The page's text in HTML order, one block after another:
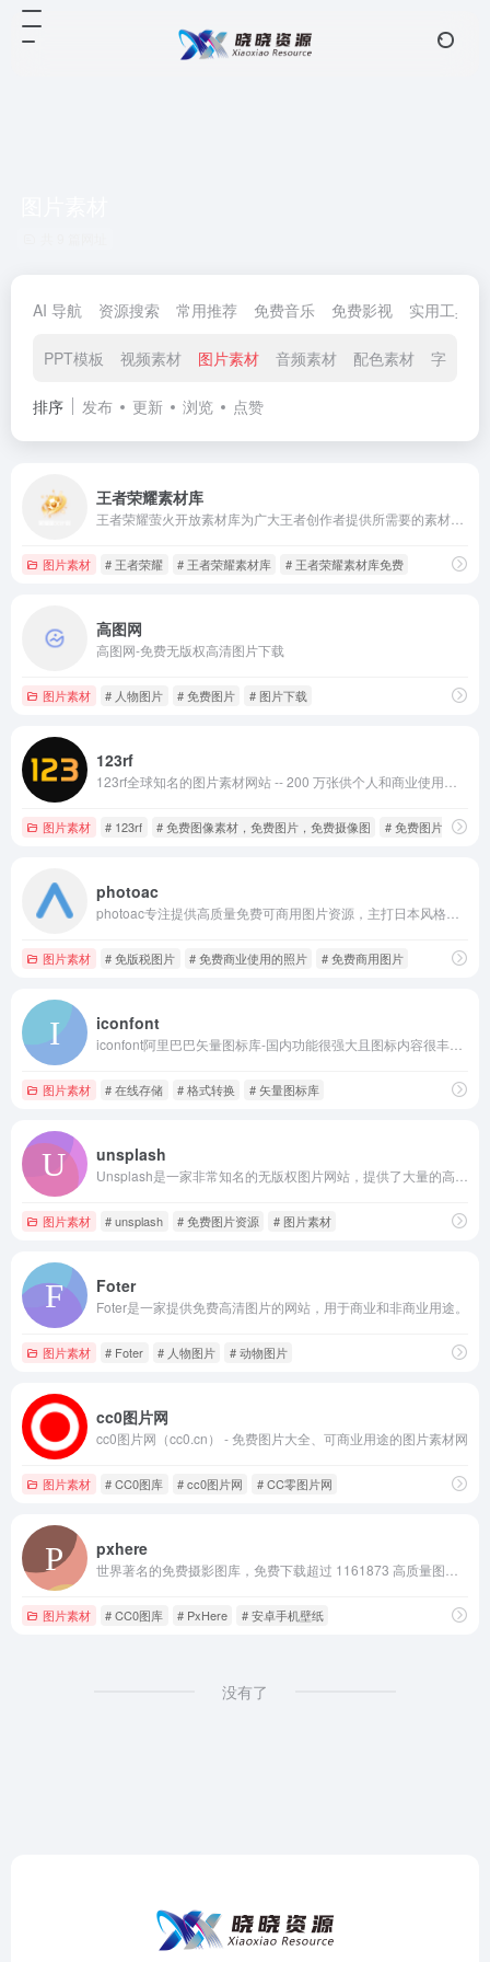
AI 导航 资源搜索 常用推荐 免费音乐 免费影视 实用工具
PPT模板 视频素材 图片素材 音频素材 配色素材 字体素
排序 发布 更新 浏览 点赞
王者荣耀素材库
图片素材 # 王者荣耀 # 王者荣耀素材库 # 王者荣耀素材库免费
高图网
高图网-免费无版权高清图片下载
图片素材 # 人物图片 # 免费图片 # 图片下载
123rf
图片素材 # 123rf # 免费图像素材，免费图片，免费摄像图 # 免费图片素材
photoac
图片素材 # 免版税图片 # 免费商业使用的照片 # 免费商用图片
iconfont
图片素材 # 在线存储 # 格式转换 # 矢量图标库
unsplash
图片素材 # unsplash # 免费图片资源 # 图片素材
Foter
Foter是一家提供免费高清图片的网站，用于商业和非商业用途。
图片素材 # Foter # 人物图片 # 动物图片
cc0图片网
cc0图片网（cc0.cn） - 免费图片大全、可商业用途的图片素材网
图片素材 # CC0图库 # cc0图片网 # CC零图片网
pxhere
图片素材 # CC0图库 # PxHere # 安卓手机壁纸
没有了